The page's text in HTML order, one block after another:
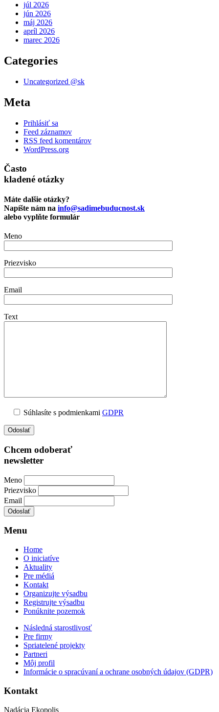
júl 2026
jún 2026
máj 2026
apríl 2026
marec 2026
Categories
Uncategorized @sk
Meta
Prihlásiť sa
Feed záznamov
RSS feed komentárov
WordPress.org
Často
kladené otázky
Máte dalšie otázky?
Napíšte nám na info@sadimebuducnost.sk
alebo vyplňte formulár
Meno
Priezvisko
Email
Text
Súhlasíte s podmienkami GDPR
Chcem odoberať
newsletter
Meno
Priezvisko
Email
Menu
Home
O iniciatíve
Aktuality
Pre médiá
Kontakt
Organizujte výsadbu
Registrujte výsadbu
Ponúknite pozemok
Následná starostlivosť
Pre firmy
Spriatelené projekty
Partneri
Môj profil
Informácie o spracúvaní a ochrane osobných údajov (GDPR)
Kontakt
Nadácia Ekopolis